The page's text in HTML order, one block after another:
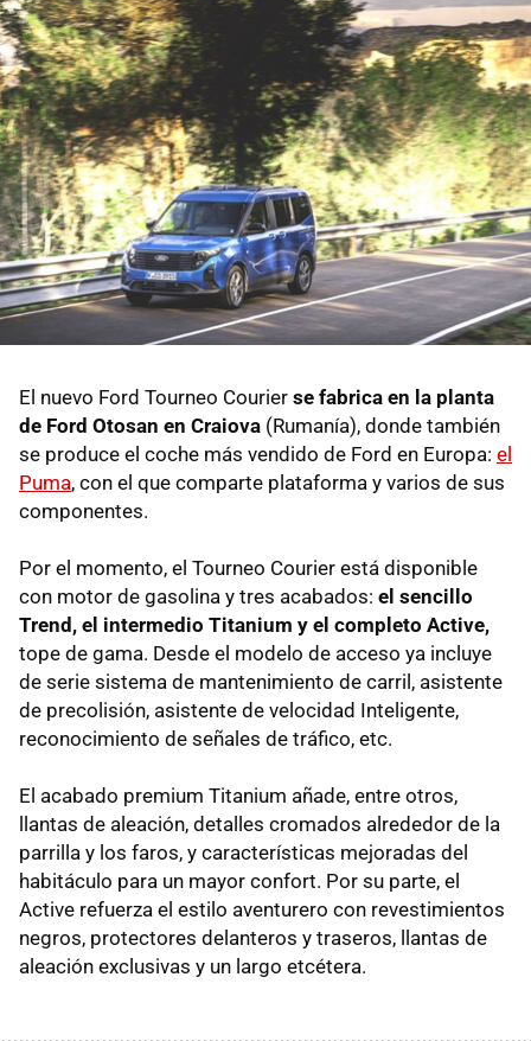
El nuevo Ford Tourneo Courier se fabrica en la planta
de Ford Otosan en Craiova (Rumanía), donde también
se produce el coche más vendido de Ford en Europa: el
Puma, con el que comparte plataforma y varios de sus
componentes.
Por el momento, el Tourneo Courier está disponible
con motor de gasolina y tres acabados: el sencillo
Trend, el intermedio Titanium y el completo Active,
tope de gama. Desde el modelo de acceso ya incluye
de serie sistema de mantenimiento de carril, asistente
de precolisión, asistente de velocidad Inteligente,
reconocimiento de señales de tráfico, etc.
El acabado premium Titanium añade, entre otros,
llantas de aleación, detalles cromados alrededor de la
parrilla y los faros, y características mejoradas del
habitáculo para un mayor confort. Por su parte, el
Active refuerza el estilo aventurero con revestimientos
negros, protectores delanteros y traseros, llantas de
aleación exclusivas y un largo etcétera.